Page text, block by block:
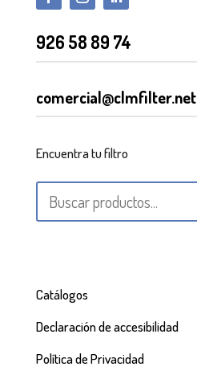
926 58 89 74
comercial@clmfilter.net
Encuentra tu filtro
Catálogos
Declaración de accesibilidad
Política de Privacidad